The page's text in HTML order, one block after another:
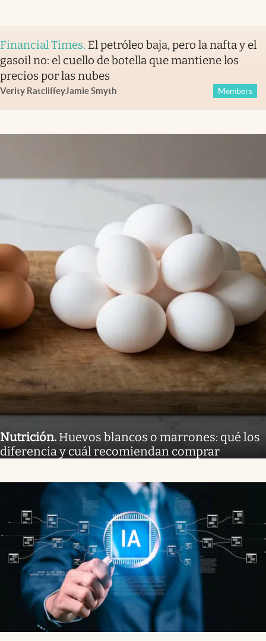
Financial Times. El petróleo baja, pero la nafta y el
gasoil no: el cuello de botella que mantiene los
precios por las nubes
Verity RatcliffeyJamie Smyth Members
Nutrición. Huevos blancos o marrones: qué los
diferencia y cuál recomiendan comprar